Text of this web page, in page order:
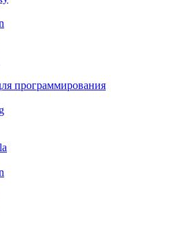
программирования